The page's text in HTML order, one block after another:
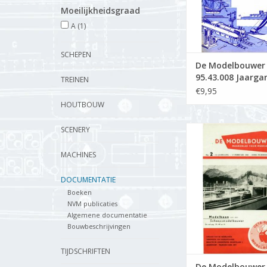
Moeilijkheidsgraad
A (1)
SCHEPEN
TREINEN
HOUTBOUW
SCENERY
MACHINES
DOCUMENTATIE
Boeken
NVM publicaties
Algemene documentatie
Bouwbeschrijvingen
TIJDSCHRIFTEN
De Modelbouwer
95.43.008
Modelbouwer"
€9,95
De Modelbouwer
Jaargang "De
Editie : 60.002
TOEVOEGEN AAN